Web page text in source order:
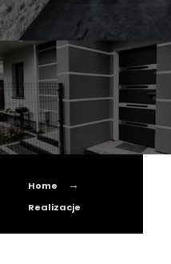
Home
Realizacje